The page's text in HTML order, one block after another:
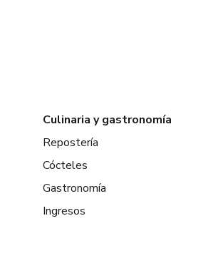
Culinaria y gastronomía
Repostería
Cócteles
Gastronomía
Ingresos